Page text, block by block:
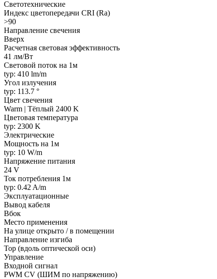
Светотехнические
Индекс цветопередачи CRI (Ra)
>90
Направление свечения
Вверх
Расчетная световая эффективность
41 лм/Вт
Световой поток на 1м
typ: 410 lm/m
Угол излучения
typ: 113.7 °
Цвет свечения
Warm | Тёплый 2400 K
Цветовая температура
typ: 2300 K
Электрические
Мощность на 1м
typ: 10 W/m
Напряжение питания
24 V
Ток потребления 1м
typ: 0.42 A/m
Эксплуатационные
Вывод кабеля
Вбок
Место применения
На улице открыто / в помещении
Направление изгиба
Top (вдоль оптической оси)
Управление
Входной сигнал
PWM СV (ШИМ по напряжению)